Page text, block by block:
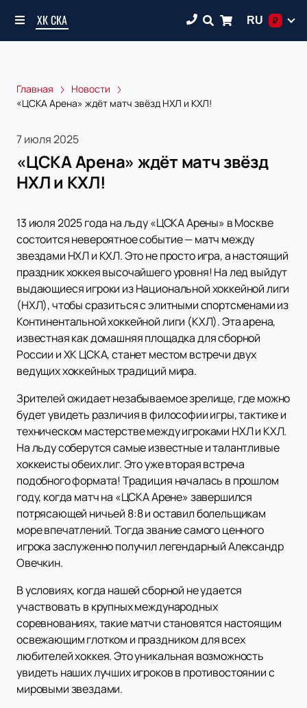
ХК СКА RU ₽
Главная
Новости
«ЦСКА Арена» ждёт матч звёзд НХЛ и КХЛ!
7 июля 2025
«ЦСКА Арена» ждёт матч звёзд
НХЛ и КХЛ!
13 июля 2025 года на льду «ЦСКА Арены» в Москве
состоится невероятное событие — матч между
звездами НХЛ и КХЛ. Это не просто игра, а настоящий
праздник хоккея высочайшего уровня! На лед выйдут
выдающиеся игроки из Национальной хоккейной лиги
(НХЛ), чтобы сразиться с элитными спортсменами из
Континентальной хоккейной лиги (КХЛ). Эта арена,
известная как домашняя площадка для сборной
России и ХК ЦСКА, станет местом встречи двух
ведущих хоккейных традиций мира.
Зрителей ожидает незабываемое зрелище, где можно
будет увидеть различия в философии игры, тактике и
техническом мастерстве между игроками НХЛ и КХЛ.
На льду соберутся самые известные и талантливые
хоккеисты обеих лиг. Это уже вторая встреча
подобного формата! Традиция началась в прошлом
году, когда матч на «ЦСКА Арене» завершился
потрясающей ничьей 8:8 и оставил болельщикам
море впечатлений. Тогда звание самого ценного
игрока заслуженно получил легендарный Александр
Овечкин.
В условиях, когда нашей сборной не удается
участвовать в крупных международных
соревнованиях, такие матчи становятся настоящим
освежающим глотком и праздником для всех
любителей хоккея. Это уникальная возможность
увидеть наших лучших игроков в противостоянии с
мировыми звездами.